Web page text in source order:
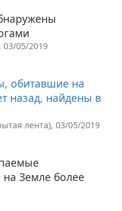
03/05/2019
обитавшие на
назад, найдены в
лента), 03/05/2019
Земле более